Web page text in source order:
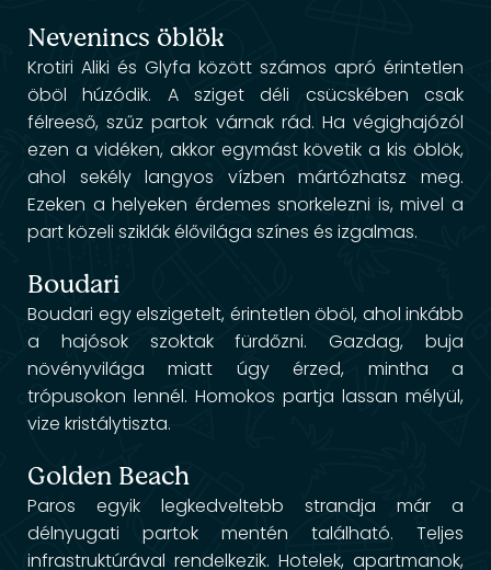
Nevenincs öblök
Krotiri Aliki és Glyfa között számos apró érintetlen
öböl húzódik. A sziget déli csücskében csak
félreeső, szűz partok várnak rád. Ha végighajózól
ezen a vidéken, akkor egymást követik a kis öblök,
ahol sekély langyos vízben mártózhatsz meg.
Ezeken a helyeken érdemes snorkelezni is, mivel a
part közeli sziklák élővilága színes és izgalmas.
Boudari
Boudari egy elszigetelt, érintetlen öböl, ahol inkább
a hajósok szoktak fürdőzni. Gazdag, buja
növényvilága miatt úgy érzed, mintha a
trópusokon lennél. Homokos partja lassan mélyül,
vize kristálytiszta.
Golden Beach
Paros egyik legkedveltebb strandja már a
délnyugati partok mentén található. Teljes
infrastruktúrával rendelkezik. Hotelek, apartmanok,